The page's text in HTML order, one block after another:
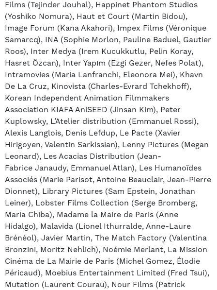
Films (Tejinder Jouhal), Happinet Phantom Studios
(Yoshiko Nomura), Haut et Court (Martin Bidou),
Image Forum (Kana Akahori), Impex Films (Véronique
Samarcq), INA (Sophie Morlon, Pauline Baduel, Gautier
Roos), Inter Medya (Irem Kucukkutlu, Pelin Koray,
Hasret Özcan), Inter Yapım (Ezgi Gezer, Nefes Polat),
Intramovies (Maria Lanfranchi, Eleonora Mei), Khavn
De La Cruz, Kinovista (Charles-Evrard Tchekhoff),
Korean Independent Animation Filmmakers
Association KIAFA AniSEED (Jinsan Kim), Peter
Kuplowsky, L’Atelier distribution (Emmanuel Rossi),
Alexis Langlois, Denis Lefdup, Le Pacte (Xavier
Hirigoyen, Valentin Sarkissian), Lenny Pictures (Megan
Leonard), Les Acacias Distribution (Jean-
Fabrice Janaudy, Emmanuel Atlan), Les Humanoïdes
Associés (Marie Parisot, Antoine Beauclair, Jean-Pierre
Dionnet), Library Pictures (Sam Epstein, Jonathan
Leiner), Lobster Films Collection (Serge Bromberg,
Maria Chiba), Madame la Maire de Paris (Anne
Hidalgo), Malavida (Lionel Ithurralde, Anne-Laure
Brénéol), Javier Martin, The Match Factory (Valentina
Bronzini, Moritz Nehlich), Noémie Merlant, La Mission
Cinéma de La Mairie de Paris (Michel Gomez, Élodie
Péricaud), Moebius Entertainment Limited (Fred Tsui),
Mutation (Laurent Courau), Nour Films (Patrick